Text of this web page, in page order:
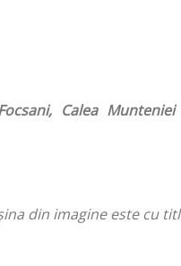
Calea
din imagine este cu